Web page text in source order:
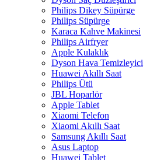
Philips Dikey Süpürge
Philips Süpürge
Karaca Kahve Makinesi
Philips Airfryer
Apple Kulaklık
Dyson Hava Temizleyici
Huawei Akıllı Saat
Philips Ütü
JBL Hoparlör
Apple Tablet
Xiaomi Telefon
Xiaomi Akıllı Saat
Samsung Akıllı Saat
Asus Laptop
Huawei Tablet